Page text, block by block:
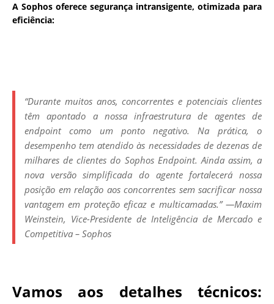
A Sophos oferece segurança intransigente, otimizada para
eficiência:
“Durante muitos anos, concorrentes e potenciais clientes
têm apontado a nossa infraestrutura de agentes de
endpoint como um ponto negativo. Na prática, o
desempenho tem atendido às necessidades de dezenas de
milhares de clientes do Sophos Endpoint. Ainda assim, a
nova versão simplificada do agente fortalecerá nossa
posição em relação aos concorrentes sem sacrificar nossa
vantagem em proteção eficaz e multicamadas.”—Maxim
Weinstein, Vice-Presidente de Inteligência de Mercado e
Competitiva – Sophos
Vamos aos detalhes técnicos: